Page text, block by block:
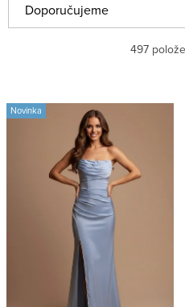
ý
s
a
n
Doporučujeme
Nejprodávanější
Abecedně
497
Novinka